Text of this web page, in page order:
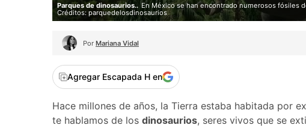
Parques de dinosaurios.. En México se han encontrado numerosos fósiles
Créditos: parquedelosdinosaurios
Por Mariana Vidal
Agregar Escapada H en
Hace millones de años, la Tierra estaba habitada por
te hablamos de los dinosaurios, seres vivos que se